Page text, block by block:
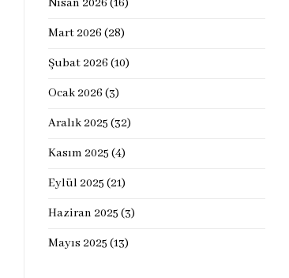
Nisan 2026 (16)
Mart 2026 (28)
Şubat 2026 (10)
Ocak 2026 (3)
Aralık 2025 (32)
Kasım 2025 (4)
Eylül 2025 (21)
Haziran 2025 (3)
Mayıs 2025 (13)